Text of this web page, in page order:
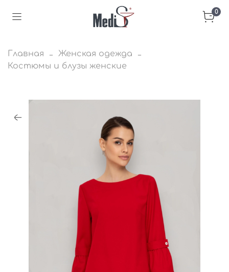
0
Главная
Женская одежда
Костюмы и блузы женские